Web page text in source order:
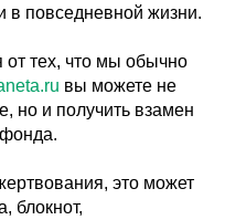
в повседневной жизни.
от тех, что мы обычно
вы можете не
но и получить взамен
это может
блокнот,